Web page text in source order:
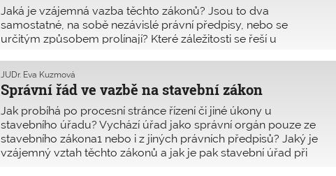
Jaká je vzájemná vazba těchto zákonů? Jsou to dva
samostatné, na sobě nezávislé právní předpisy, nebo se
určitým způsobem prolínají? Které záležitosti se řeší u
Správní řád ve vazbě na stavební zákon
JUDr. Eva Kuzmová
Jak probíhá po procesní stránce řízení či jiné úkony u
stavebního úřadu? Vychází úřad jako správní orgán pouze ze
stavebního zákona1 nebo i z jiných právních předpisů? Jaký je
vzájemný vztah těchto zákonů a jak je pak stavební úřad při